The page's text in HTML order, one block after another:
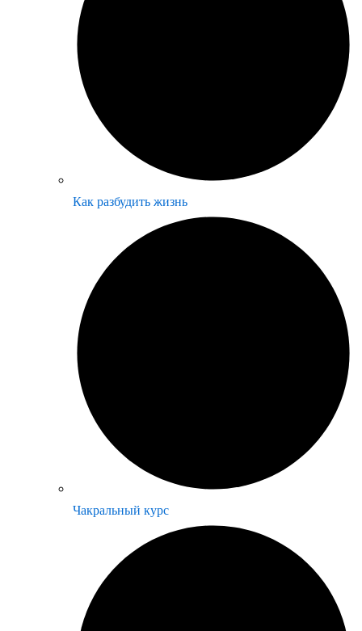
Как разбудить жизнь
Чакральный курс